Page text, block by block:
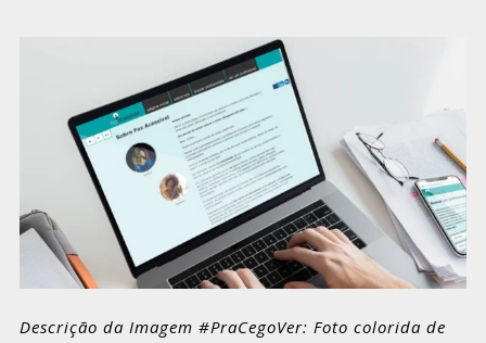
Descrição da Imagem #PraCegoVer: Foto colorida de